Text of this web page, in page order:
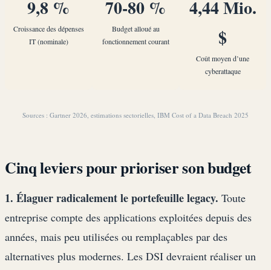
9,8 %
Croissance des dépenses
IT (nominale)
70-80 %
Budget alloué au
fonctionnement courant
4,44 Mio.
$
Coût moyen d’une
cyberattaque
Sources : Gartner 2026, estimations sectorielles, IBM Cost of a Data Breach 2025
Cinq leviers pour prioriser son budget
1. Élaguer radicalement le portefeuille legacy. Toute
entreprise compte des applications exploitées depuis des
années, mais peu utilisées ou remplaçables par des
alternatives plus modernes. Les DSI devraient réaliser un